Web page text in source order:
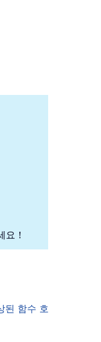
！
된 함수 호